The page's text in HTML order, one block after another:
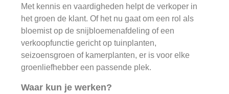
Met kennis en vaardigheden helpt de verkoper in
het groen de klant. Of het nu gaat om een rol als
bloemist op de snijbloemenafdeling of een
verkoopfunctie gericht op tuinplanten,
seizoensgroen of kamerplanten, er is voor elke
groenliefhebber een passende plek.
Waar kun je werken?